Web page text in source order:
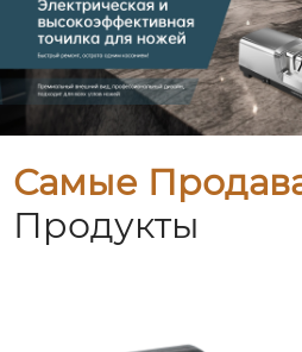
Самые
Продукты